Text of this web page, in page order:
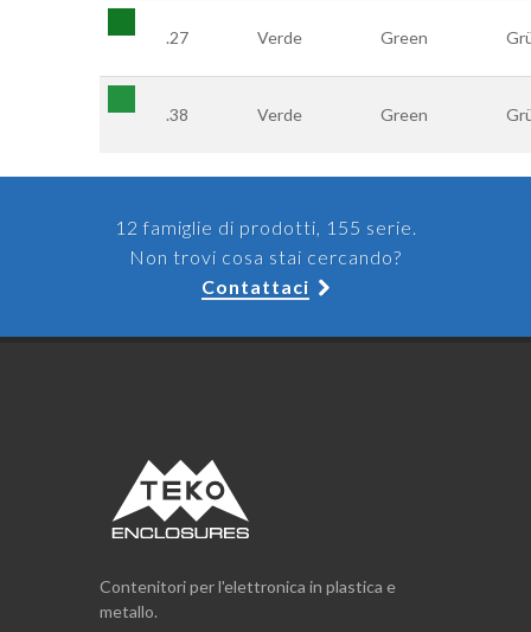
.27 Verde Green
.38 Verde Green
12 famiglie di prodotti, 155 serie.
Non trovi cosa stai cercando?
Contattaci
Contenitori per l'elettronica in plastica e
metallo.